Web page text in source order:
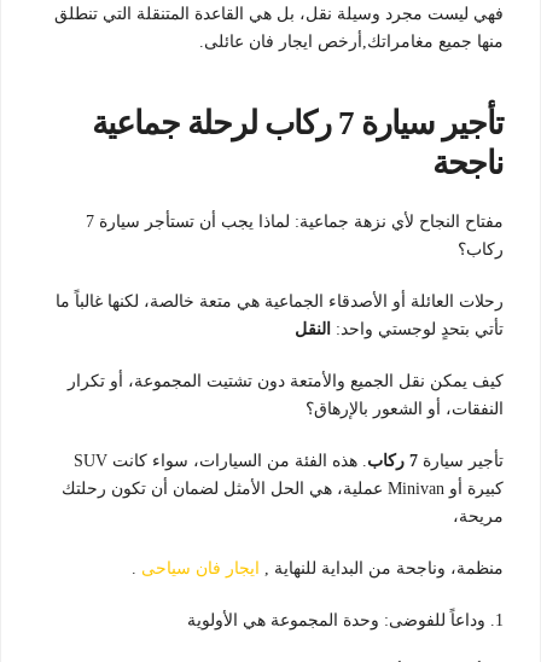
فهي ليست مجرد وسيلة نقل، بل هي القاعدة المتنقلة التي تنطلق
منها جميع مغامراتك,أرخص ايجار فان عائلى.
تأجير سيارة 7 ركاب لرحلة جماعية
ناجحة
مفتاح النجاح لأي نزهة جماعية: لماذا يجب أن تستأجر سيارة 7
ركاب؟
رحلات العائلة أو الأصدقاء الجماعية هي متعة خالصة، لكنها غالباً ما
تأتي بتحدٍ لوجستي واحد: النقل
كيف يمكن نقل الجميع والأمتعة دون تشتيت المجموعة، أو تكرار
النفقات، أو الشعور بالإرهاق؟
تأجير سيارة 7 ركاب
. هذه الفئة من السيارات، سواء كانت SUV
كبيرة أو Minivan عملية، هي الحل الأمثل لضمان أن تكون رحلتك
مريحة،
منظمة، وناجحة من البداية للنهاية , ايجار فان سياحى .
1. وداعاً للفوضى: وحدة المجموعة هي الأولوية